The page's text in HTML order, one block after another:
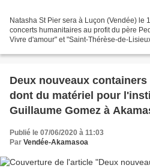
Natasha St Pier sera à Luçon (Vendée) le
concerts humanitaires au profit du père
Vivre d'amour" et "Saint-Thérèse-de-
Deux nouveaux
dont du matériel pour
Guillaume Gomez à
Publié le 07/06/2020 à 11:03
Par Vendée-Akamasoa